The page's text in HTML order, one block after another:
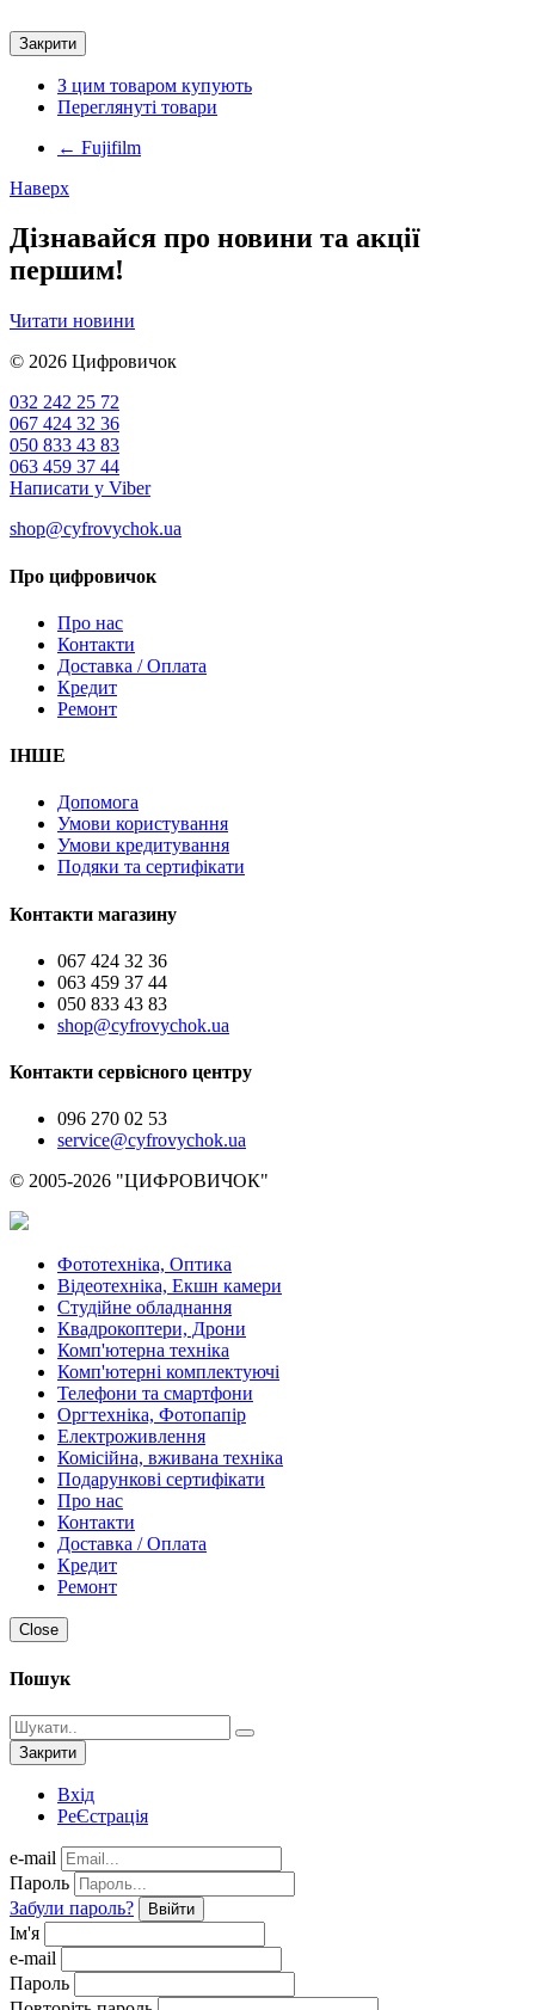
Закрити
З цим товаром купують
Переглянуті товари
← Fujifilm
Наверх
Дізнавайся про новини та акції
першим!
Читати новини
© 2026 Цифровичок
032 242 25 72
067 424 32 36
050 833 43 83
063 459 37 44
Написати у Viber
shop@cyfrovychok.ua
Про цифровичок
Про нас
Контакти
Доставка / Оплата
Кредит
Ремонт
ІНШЕ
Допомога
Умови користування
Умови кредитування
Подяки та сертифікати
Контакти магазину
067 424 32 36
063 459 37 44
050 833 43 83
shop@cyfrovychok.ua
Контакти сервісного центру
096 270 02 53
service@cyfrovychok.ua
© 2005-2026 "ЦИФРОВИЧОК"
Фототехніка, Оптика
Відеотехніка, Екшн камери
Студійне обладнання
Квадрокоптери, Дрони
Комп'ютерна техніка
Комп'ютерні комплектуючі
Телефони та смартфони
Оргтехніка, Фотопапір
Електроживлення
Комісійна, вживана техніка
Подарункові сертифікати
Про нас
Контакти
Доставка / Оплата
Кредит
Ремонт
Close
Пошук
Закрити
Вхід
РеЄстрація
e-mail
Пароль
Забули пароль?
Ввійти
Ім'я
e-mail
Пароль